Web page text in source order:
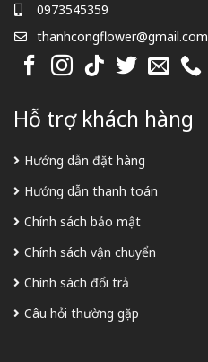
0973545359
thanhcongflower@gmail.com
Hỗ trợ khách hàng
Hướng dẫn đặt hàng
Hướng dẫn thanh toán
Chính sách bảo mật
Chính sách vận chuyển
Chính sách đổi trả
Câu hỏi thường gặp